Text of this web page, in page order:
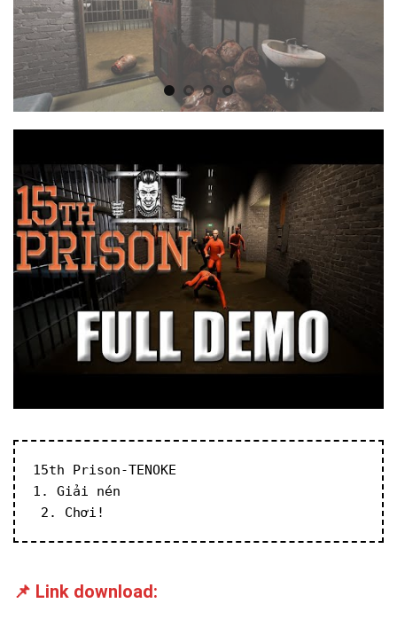
15th Prison-TENOKE
1. Giải nén
2. Chơi!
📌 Link download: